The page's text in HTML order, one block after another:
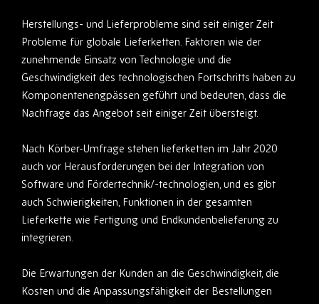
Herstellungs- und Lieferprobleme sind seit einiger Zeit
Probleme für globale Lieferketten. Faktoren wie der
zunehmende Einsatz von Technologie und die
Geschwindigkeit des technologischen Fortschritts haben zu
Komponentenengpässen geführt und bedeuten, dass die
Nachfrage das Angebot seit einiger Zeit übersteigt.
Nach Körber-Umfrage stehen lieferketten im Jahr 2020
auch vor Herausforderungen bei der Integration von
Software und Fördertechnik/-technologien, und es gibt
auch Schwierigkeiten, Funktionen in der gesamten
Lieferkette wie Fertigung und Endkundenbelieferung zu
integrieren.
Die Erwartungen der Kunden an die Geschwindigkeit, die
Kosten und die Anpassungsfähigkeit der Bestellungen